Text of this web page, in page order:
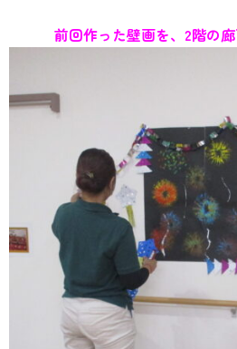
前回作った壁画を、2階の